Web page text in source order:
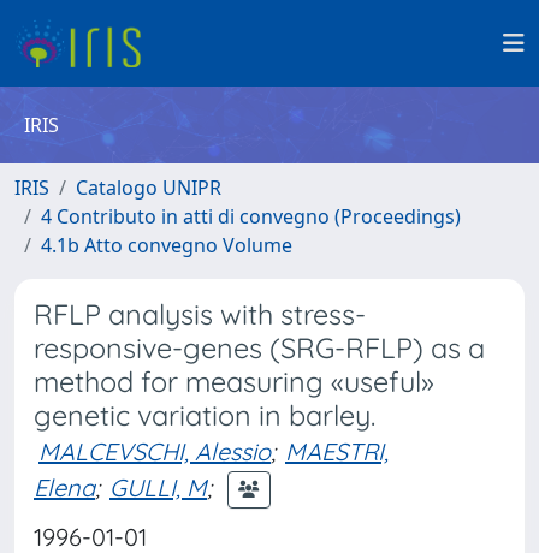
IRIS
IRIS
Catalogo UNIPR
4 Contributo in atti di convegno (Proceedings)
4.1b Atto convegno Volume
RFLP analysis with stress-
responsive-genes (SRG-RFLP) as a
method for measuring «useful»
genetic variation in barley.
MALCEVSCHI, Alessio; MAESTRI,
Elena; GULLI, M;
1996-01-01